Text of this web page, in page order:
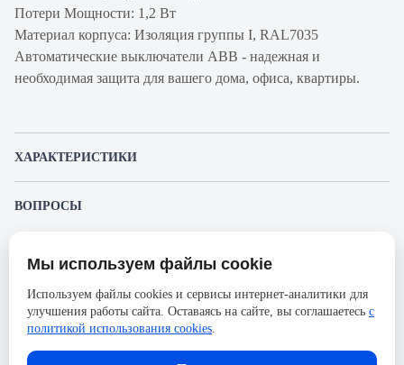
Потери Мощности: 1,2 Вт
Материал корпуса: Изоляция группы I, RAL7035
Автоматические выключатели ABB - надежная и
необходимая защита для вашего дома, офиса, квартиры.
ХАРАКТЕРИСТИКИ
Производитель
Серия
S401M
Номинальный ток
Напряжение, В
230
ВОПРОСЫ
Пожалуйста, авторизуйтесь, чтобы иметь
возможность оставлять вопросы.
Представленные изображения и характеристики могут отличаться от реального
без предварительного уведомления. Компания АйДистрибьют не несёт
ответственности в случае не соответствия текущей модели товаров фотографиям,
размещённым в карточке товара.
Мы используем файлы cookie
Используем файлы cookies и сервисы интернет-аналитики для
улучшения работы сайта. Оставаясь на сайте, вы соглашаетесь с
политикой использования cookies.